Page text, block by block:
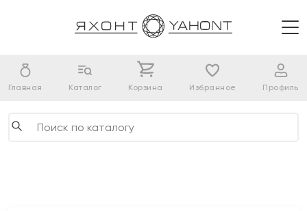
Главная Каталог Корзина Избранное Профиль